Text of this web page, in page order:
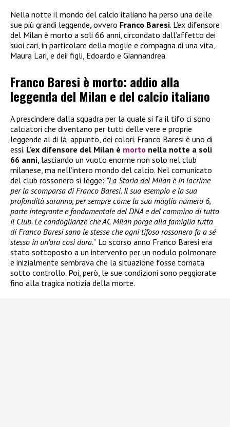
Nella notte il mondo del calcio italiano ha perso una delle
sue più grandi leggende, ovvero Franco Baresi. L’ex difensore
del Milan è morto a soli 66 anni, circondato dall’affetto dei
suoi cari, in particolare della moglie e compagna di una vita,
Maura Lari, e deii figli, Edoardo e Giannandrea.
Franco Baresi è morto: addio alla
leggenda del Milan e del calcio italiano
A prescindere dalla squadra per la quale si fa il tifo ci sono
calciatori che diventano per tutti delle vere e proprie
leggende al di là, appunto, dei colori. Franco Baresi è uno di
essi. L’ex difensore del Milan è morto nella notte a soli
66 anni , lasciando un vuoto enorme non solo nel club
milanese, ma nell’intero mondo del calcio. Nel comunicato
del club rossonero si legge: “La Storia del Milan è in lacrime
per la scomparsa di Franco Baresi. Il suo esempio e la sua
profondità saranno, per sempre come la sua maglia numero 6,
parte integrante e fondamentale del DNA e del cammino di tutto
il Club. Le condoglianze che AC Milan porge alla famiglia tutta
di Franco Baresi sono le stesse che ogni tifoso rossonero fa a sé
stesso in un’ora così dura.” Lo scorso anno Franco Baresi era
stato sottoposto a un intervento per un nodulo polmonare
e inizialmente sembrava che la situazione fosse tornata
sotto controllo. Poi, però, le sue condizioni sono peggiorate
fino alla tragica notizia della morte.